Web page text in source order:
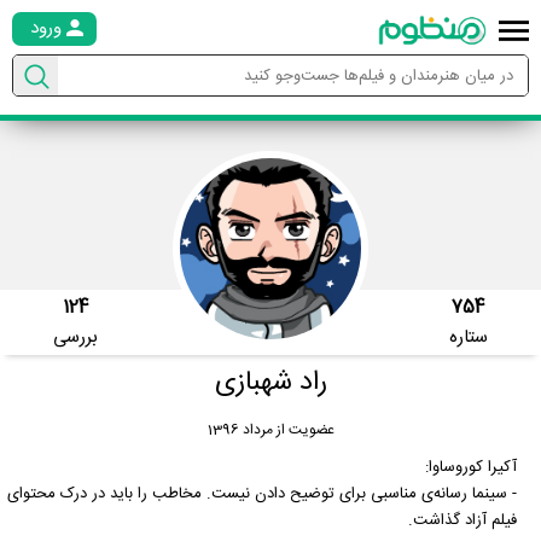
ورود
754
ستاره
124
بررسی
راد شهبازی
عضویت از مرداد 1396
آکیرا کوروساوا:
- سینما رسانه‌ی مناسبی برای توضیح دادن نیست. مخاطب را باید در درک محتوای
فیلم آزاد گذاشت.